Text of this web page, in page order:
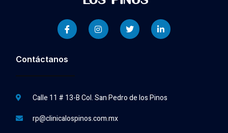
Contáctanos
Calle 11 # 13-B Col. San Pedro de los Pinos
rp@clinicalospinos.com.mx